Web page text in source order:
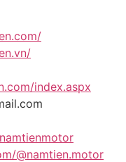
index.aspx
@namtien.motor